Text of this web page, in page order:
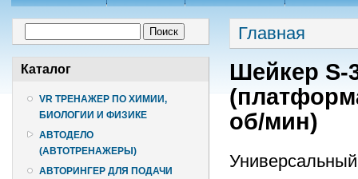
Каталог
VR ТРЕНАЖЕР ПО ХИМИИ,
БИОЛОГИИ И ФИЗИКЕ
АВТОДЕЛО
(АВТОТРЕНАЖЕРЫ)
АВТОРИНГЕР ДЛЯ ПОДАЧИ
Вы здесь
Главная
Шейкер S-
об/мин)